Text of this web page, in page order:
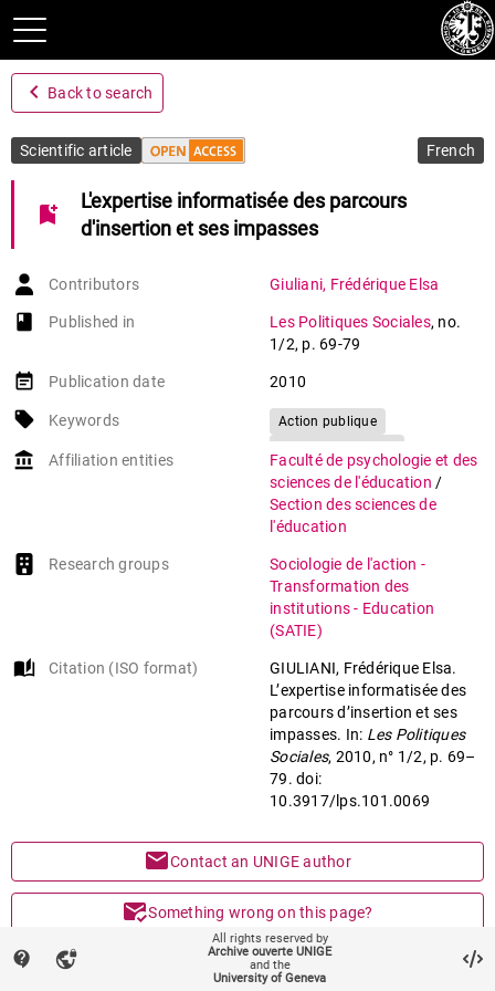
navigate_before Back to search
Scientific article French
bookmark_add
L'expertise informatisée des parcours
d'insertion et ses impasses
Contributors Giuliani, Frédérique Elsa
book-open
Published in Les Politiques Sociales, no.
1/2, p. 69-79
event_note Publication date 2010
local_offer Keywords
Action publique
Parcours d'insertion
Expertise
Formalisation logicielle
account_balance Affiliation entities
Faculté de psychologie et des
sciences de l'éducation /
Section des sciences de
l'éducation
Research groups
Sociologie de l'action -
Transformation des
institutions - Education
(SATIE)
auto_stories Citation (ISO format)
GIULIANI, Frédérique Elsa.
L’expertise informatisée des
parcours d’insertion et ses
impasses. In: Les Politiques
Sociales, 2010, n° 1/2, p. 69–
79. doi:
10.3917/lps.101.0069
mailContact an UNIGE author
mark_email_readSomething wrong on this page?
contact_support vpn_lock
All rights reserved by
Archive ouverte UNIGE
and the
University of Geneva